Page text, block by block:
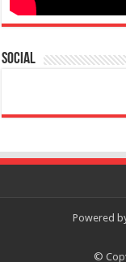
Social
Powered
©